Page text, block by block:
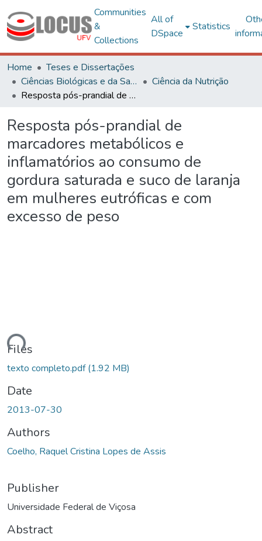
Communities
&
Collections
All of
DSpace
Statistics
Home
Teses e Dissertações
Ciências Biológicas e da Saúde
Ciência da Nutrição
Resposta pós-prandial de marcadores metabólicos e inflamatórios ao consumo de gordura saturada e suco de laranja em mulheres eutróficas e com excesso de peso
Resposta pós-prandial de
marcadores metabólicos e
inflamatórios ao consumo de
gordura saturada e suco de laranja
em mulheres eutróficas e com
excesso de peso
Loading...
Files
texto completo.pdf(1.92 MB)
Date
2013-07-30
Authors
Coelho, Raquel Cristina Lopes de Assis
Publisher
Universidade Federal de Viçosa
Abstract